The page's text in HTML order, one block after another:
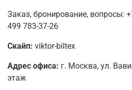
Заказ, бронирование, вопросы:
499 783-37-26
Скайп: viktor-biltex
Адрес офиса: г. Москва, ул.
этаж